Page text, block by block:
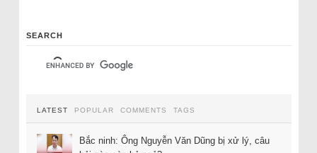
SEARCH
LATEST POPULAR COMMENTS TAGS
Bắc ninh: Ông Nguyễn Văn Dũng bị xử lý, câu